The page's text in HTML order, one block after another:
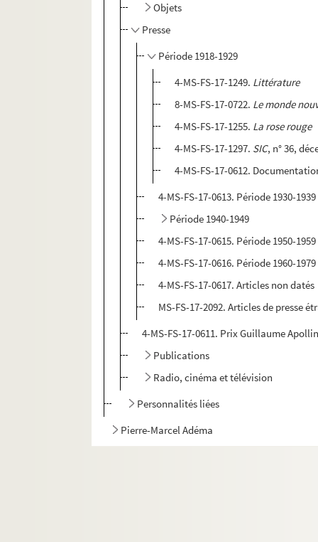
Objets
Presse
Période 1918-1929
4-MS-FS-17-1249. Littérature
8-MS-FS-17-0722. Le monde
4-MS-FS-17-1255. La rose rouge
4-MS-FS-17-1297. SIC, n° 36,
4-MS-FS-17-0612.
4-MS-FS-17-0613. Période 1930-1939
Période 1940-1949
4-MS-FS-17-0615. Période 1950-1959
4-MS-FS-17-0616. Période 1960-1979
4-MS-FS-17-0617. Articles non datés
MS-FS-17-2092. Articles de presse
4-MS-FS-17-0611. Prix Guillaume
Publications
Radio, cinéma et télévision
Personnalités liées
Pierre-Marcel Adéma